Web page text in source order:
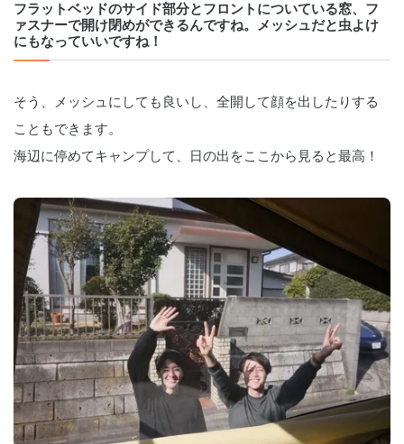
フラットベッドのサイド部分とフロントについている窓、フ
ァスナーで開け閉めができるんですね。メッシュだと虫よけ
にもなっていいですね！
そう、メッシュにしても良いし、全開して顔を出したりする
こともできます。
海辺に停めてキャンプして、日の出をここから見ると最高！